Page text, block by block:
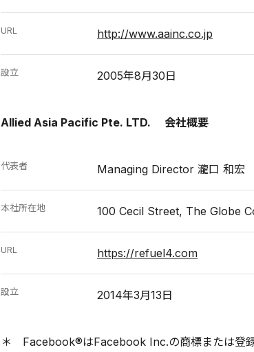
URL http://www.aainc.co.jp
設立 2005年8月30日
Allied Asia Pacific Pte. LTD. 会社概要
代表者 Managing Director 瀧口 和宏
本社所在地 100 Cecil Street, The Globe
URL https://refuel4.com
設立 2014年3月13日
＊ Facebook®はFacebook Inc.の商標または登録